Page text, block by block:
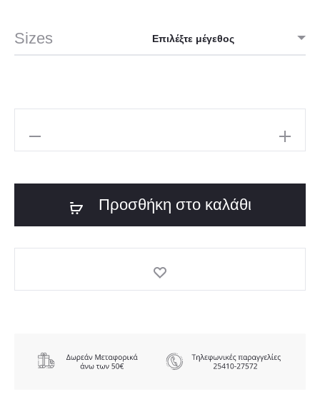
439,00€.είναι:
307,00€.
Sizes
ΜΕ
ΠΟΥΠΟΥΛΟ
ποσότητα
Προσθήκη στο καλάθι